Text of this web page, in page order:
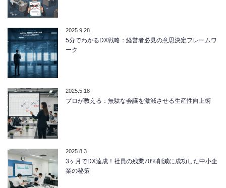
2025.9.28
5分でわかるDX戦略：経営者必見の意思決定フレームワ
ーク
2025.5.18
プロが教える：無駄な会議を激減させる生産性向上術
2025.8.3
3ヶ月でDX達成！社員の残業70%削減に成功した中小企
業の秘策